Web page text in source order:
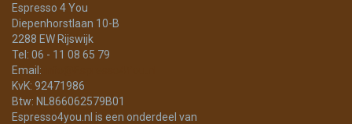
Espresso 4 You
Diepenhorstlaan 10-B
2288 EW Rijswijk
Tel: 06 - 11 08 65 79
Email:
KvK: 92471986
Btw: NL866062579B01
Espresso4you.nl is een onderdeel van